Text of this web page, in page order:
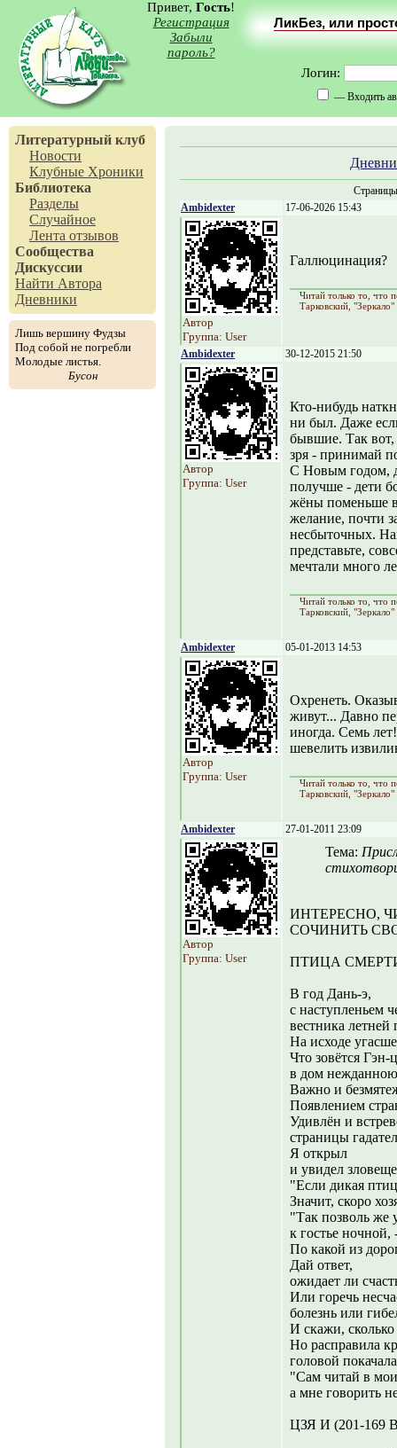
Привет, Гость!
Регистрация
Забыли
пароль?
ЛикБез, или
Логин:
— Входить
Литературный клуб
Новости
Клубные Хроники
Библиотека
Разделы
Случайное
Лента отзывов
Сообщества
Дискуссии
Найти Автора
Дневники
Лишь вершину Фудзы
Под собой не погребли
Молодые листья.
Бусон
Ambidexter
17-06-2026 15:43
Автор
Группа: User
Галлюцинация?
Читай только то, что
Тарковский, "Зеркало"
Ambidexter 30-12-2015 21:50
Автор
Группа: User
Кто-нибудь
ни был. Даже
бывшие. Так вот,
зря - принимай
С Новым годом,
получше - дети
жёны поменьше
желание, почти
несбыточных.
представьте,
мечтали много
Читай только то, что
Тарковский, "Зеркало"
Ambidexter 05-01-2013 14:53
Автор
Группа: User
Охренеть.
живут... Давно
иногда. Семь
шевелить
Читай только то, что
Тарковский, "Зеркало"
Ambidexter 27-01-2011 23:09
Автор
Группа: User
Тема:
ИНТЕРЕСНО,
СОЧИНИТЬ
ПТИЦА
В год Дань-э,
с наступленьем
вестника летней
На исходе
Что зовётся Гэн-
в дом нежданною
Важно и
Появлением
Удивлён и
страницы
Я открыл
и увидел
"Если дикая
Значит, скоро
"Так позволь же
к гостье ночной,
По какой из
Дай ответ,
ожидает ли
Или горечь
болезнь или
И скажи,
Но расправила
головой
"Сам читай в
а мне говорить
ЦЗЯ И (201-169